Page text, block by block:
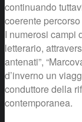
continuando
coerente
I numerosi campi
letterario,
antenati”,
d’inverno un
conduttore della
contemporanea.